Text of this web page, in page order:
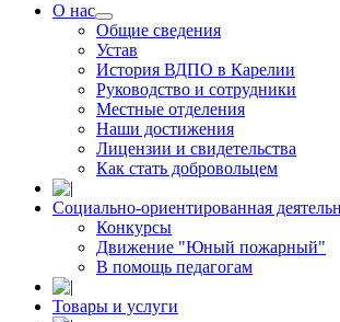
О нас
Общие сведения
Устав
История ВДПО в Карелии
Руководство и сотрудники
Местные отделения
Наши достижения
Лицензии и свидетельства
Как стать добровольцем
Социально-ориентированная
Конкурсы
Движение "Юный пожарный"
В помощь педагогам
Товары и услуги